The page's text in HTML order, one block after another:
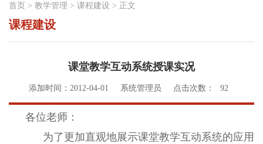
首页 > 教学管理 > 课程建设 > 正文
课程建设
课堂教学互动系统授课实况
添加时间：2012-04-01 系统管理员 点击次数： 92
各位老师：
为了更加直观地展示课堂教学互动系统的应用